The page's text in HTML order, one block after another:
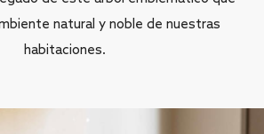
natural y noble de nuestras
habitaciones.